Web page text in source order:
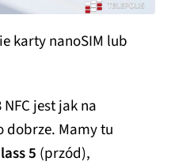
karty nanoSIM lub
jest jak na
dobrze. Mamy tu
5 (przód),